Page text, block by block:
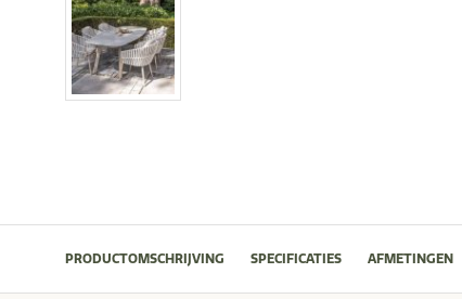
PRODUCTOMSCHRIJVING SPECIFICATIES AFMETINGEN